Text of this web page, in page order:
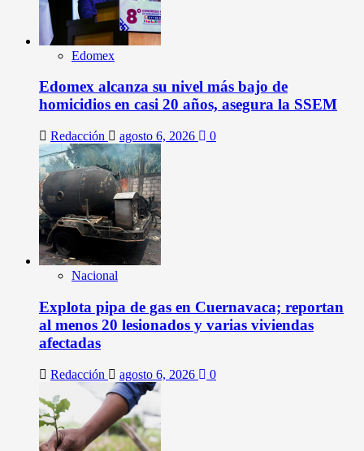
Edomex
Edomex alcanza su nivel más bajo de
homicidios en casi 20 años, asegura la SSEM
Redacción agosto 6, 2026 0
Nacional
Explota pipa de gas en Cuernavaca; reportan
al menos 20 lesionados y varias viviendas
afectadas
Redacción agosto 6, 2026 0